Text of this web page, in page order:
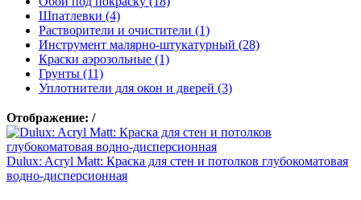
Шпатлевки (4)
Растворители и очистители (1)
Инструмент малярно-штукатурный (28)
Краски аэрозольные (1)
Грунты (11)
Уплотнители для окон и дверей (3)
Отображение: /
Dulux: Acryl Matt: Краска для стен и потолков глубокоматовая
водно-дисперсионная